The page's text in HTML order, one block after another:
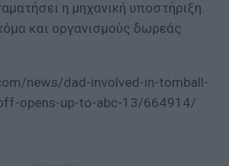
η μηχανική υποστήριξη.
και οργανισμούς δωρεάς